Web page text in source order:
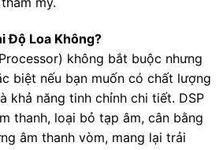
Độ Loa Không?
không bắt buộc nhưng
biệt nếu bạn muốn có chất lượng
khả năng tinh chỉnh chi tiết. DSP
thanh, loại bỏ tạp âm, cân bằng
âm thanh vòm, mang lại trải